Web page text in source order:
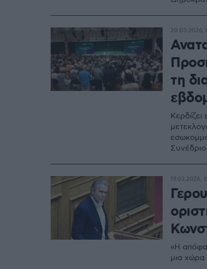
τη
20.03.2026,
«Η
μια χώρα
19.03.2026,